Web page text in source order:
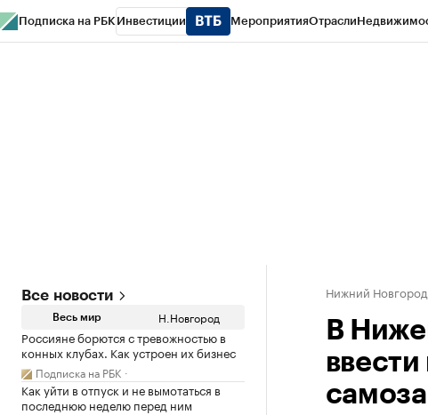
Подписка на РБК Инвестиции МероприятияОтрасли
Все новости
Весь мир Н.Новгород
Россияне борются с тревожностью в
конных клубах. Как устроен их бизнес
Подписка на РБК
Как уйти в отпуск и не вымотаться в
последнюю неделю перед ним
Нижний Новгород
В